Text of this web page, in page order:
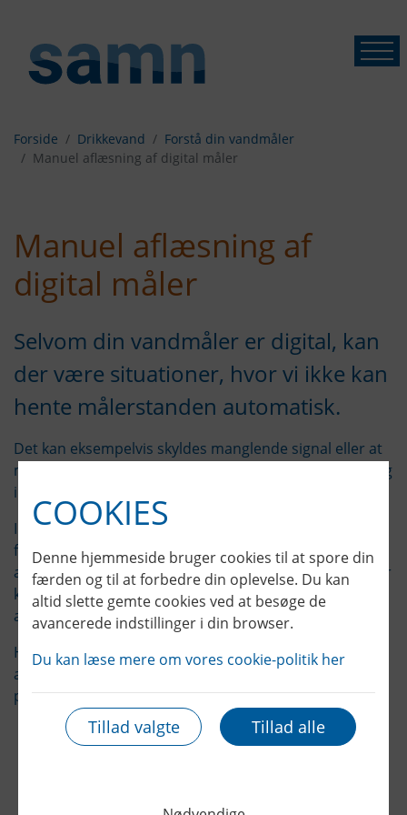
COOKIES
Denne hjemmeside bruger cookies til at spore din
færden og til at forbedre din oplevelse. Du kan
altid slette gemte cookies ved at besøge de
avancerede indstillinger i din browser.
Du kan læse mere om vores cookie-politik her
Tillad valgte Tillad alle
Forside Drikkevand
Forstå din vandmåler
Manuel aflæsning af digital måler
Manuel aflæsning af
digital måler
Selvom din vandmåler er digital, kan
der være situationer, hvor vi ikke kan
hente målerstanden automatisk.
Det kan eksempelvis skyldes manglende signal eller at
måleren er placeret et sted, hvor den digitale aflæsning
ikke kan nå igennem.
I de tilfælde sender vi et aflæsningskort til dig i
forbindelse med årsaflæsningen. Her beder vi dig om
at aflæse og indberette din målerstand manuelt. Du får
kortet enten med posten, i e-Boks eller på e-mail –
afhængigt af dine kontaktoplysninger hos os.
Hvis du har spørgsmål eller brug for hjælp til
aflæsningen, er du altid velkommen til at kontakte os
på enten tlf. 7626 8700 eller på mailforbrug@samn.dk